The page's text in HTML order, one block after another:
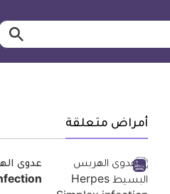
أمراض متعلقة